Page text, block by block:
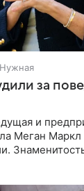
за
и
Меган